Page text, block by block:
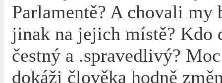
Parlamentě? A chovali my
jinak na jejich místě? Kdo
čestný a .spravedlivý?
dokáži člověka hodně